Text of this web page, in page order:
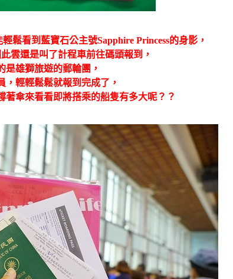
鬆看到藍寶石公主號Sapphire Princess的身影，
雲還是叫了計程車前往碼頭報到，
是雄獅旅遊的郵輪團，
，輕輕鬆鬆就報到完成了，
著傘來看看即將搭乘的船隻有多大呢？？